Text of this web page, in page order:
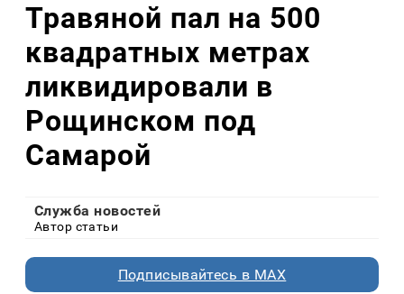
Травяной пал на 500
квадратных метрах
ликвидировали в
Рощинском под
Самарой
Служба новостей
Автор статьи
Подписывайтесь в MAX